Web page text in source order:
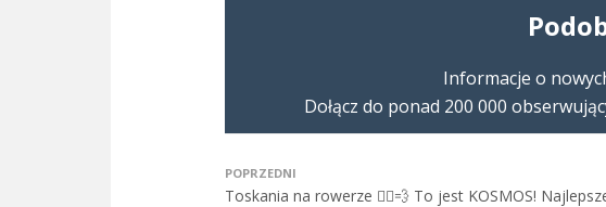
Informacje o
Dołącz do ponad 200 000
POPRZEDNI
Toskania na rowerze 🚴‍♂️💨 To jest KOSMOS!